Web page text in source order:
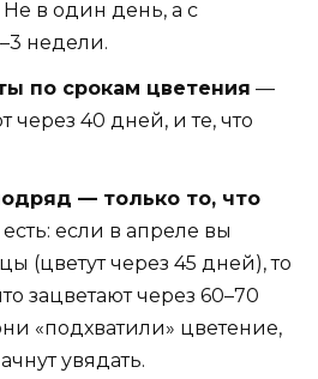
в один день, а с
недели.
по срокам цветения —
через 40 дней, и те, что
— только то, что
есть: если в апреле вы
(цветут через 45 дней), то
зацветают через 60–70
«подхватили» цветение,
увядать.